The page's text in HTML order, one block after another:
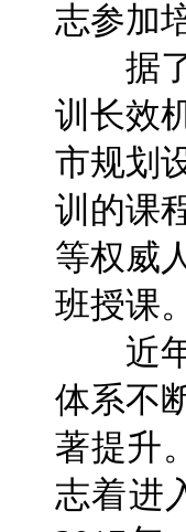
志参加
据了
训长效
市规划
训的课
等权威
班授课。
近年
体系不
著提升
志着进